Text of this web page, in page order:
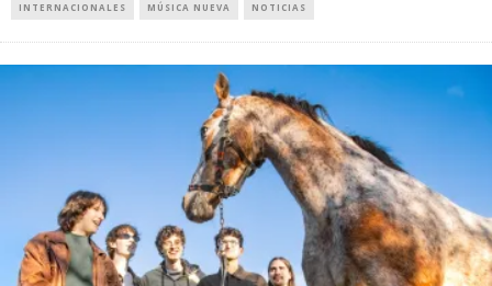
INTERNACIONALES MÚSICA NUEVA NOTICIAS